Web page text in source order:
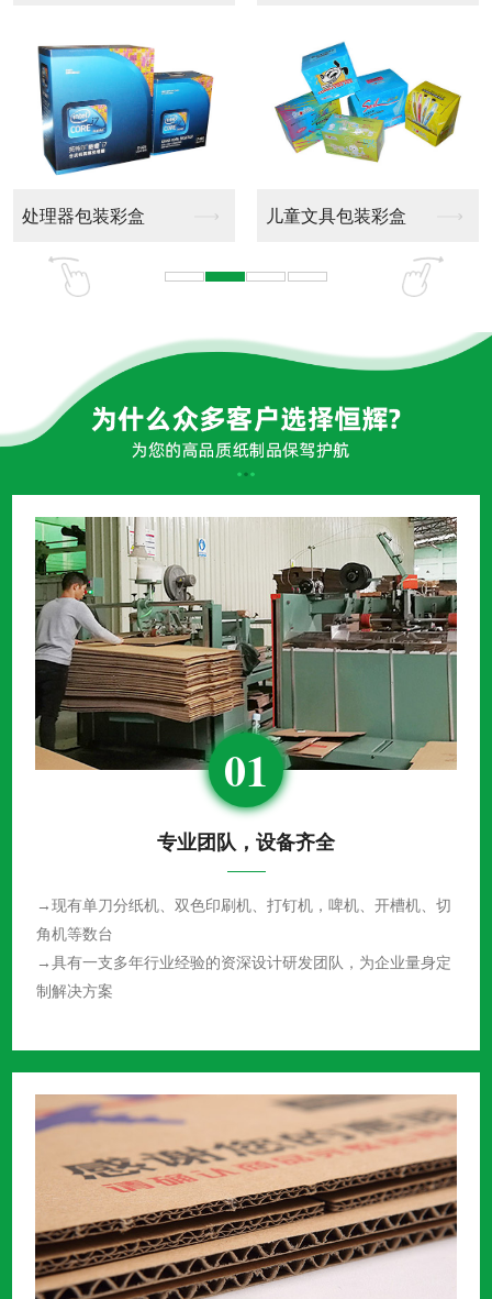
啤盒 啤盒
01
专业团队，设备齐全
→现有单刀分纸机、双色印刷机、打钉机，啤机、开槽机、切
角机等数台
→具有一支多年行业经验的资深设计研发团队，为企业量身定
制解决方案